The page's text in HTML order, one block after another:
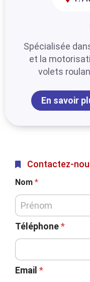
Spécialisée
et la
volets
En savoir
Contactez-
Nom *
Téléphone*
Email *